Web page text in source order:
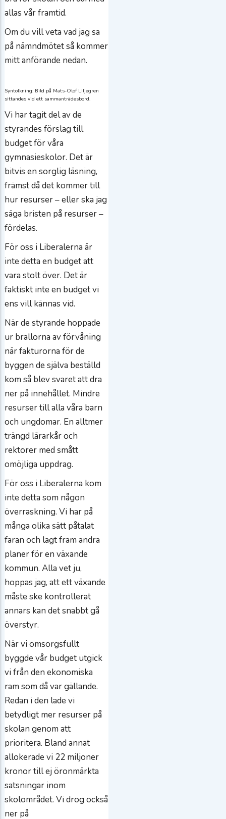
allas vår framtid.
Om du vill veta vad jag sa
på nämndmötet så kommer
mitt anförande nedan.
Syntolkning: Bild på Mats-Olof Liljegren
sittandes vid ett sammanträdesbord.
Vi har tagit del av de
styrandes förslag till
budget för våra
gymnasieskolor. Det är
bitvis en sorglig läsning,
främst då det kommer till
hur resurser – eller ska jag
säga bristen på resurser –
fördelas.
För oss i Liberalerna är
inte detta en budget att
vara stolt över. Det är
faktiskt inte en budget vi
ens vill kännas vid.
När de styrande hoppade
ur brallorna av förvåning
när fakturorna för de
byggen de själva beställd
kom så blev svaret att dra
ner på innehållet. Mindre
resurser till alla våra barn
och ungdomar. En alltmer
trängd lärarkår och
rektorer med smått
omöjliga uppdrag.
För oss i Liberalerna kom
inte detta som någon
överraskning. Vi har på
många olika sätt påtalat
faran och lagt fram andra
planer för en växande
kommun. Alla vet ju,
hoppas jag, att ett växande
måste ske kontrollerat
annars kan det snabbt gå
överstyr.
När vi omsorgsfullt
byggde vår budget utgick
vi från den ekonomiska
ram som då var gällande.
Redan i den lade vi
betydligt mer resurser på
skolan genom att
prioritera. Bland annat
allokerade vi 22 miljoner
kronor till ej öronmärkta
satsningar inom
skolområdet. Vi drog också
ner på